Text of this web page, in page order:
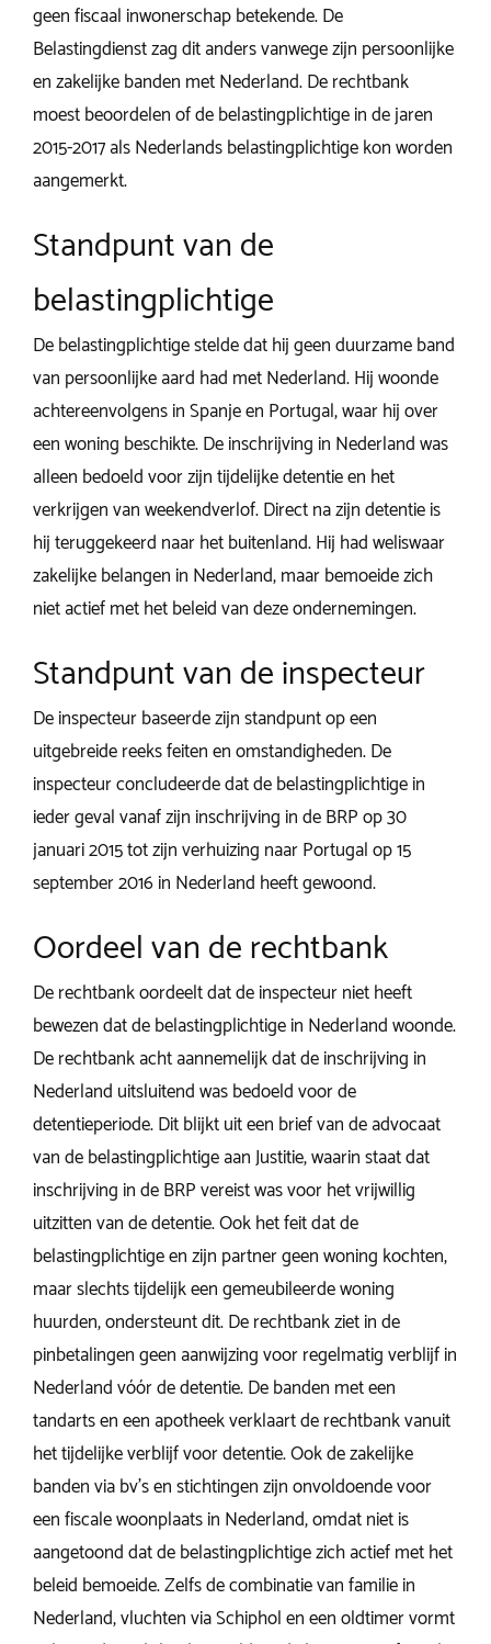
geen fiscaal inwonerschap betekende. De
Belastingdienst zag dit anders vanwege zijn persoonlijke
en zakelijke banden met Nederland. De rechtbank
moest beoordelen of de belastingplichtige in de jaren
2015-2017 als Nederlands belastingplichtige kon worden
aangemerkt.
Standpunt van de
belastingplichtige
De belastingplichtige stelde dat hij geen duurzame band
van persoonlijke aard had met Nederland. Hij woonde
achtereenvolgens in Spanje en Portugal, waar hij over
een woning beschikte. De inschrijving in Nederland was
alleen bedoeld voor zijn tijdelijke detentie en het
verkrijgen van weekendverlof. Direct na zijn detentie is
hij teruggekeerd naar het buitenland. Hij had weliswaar
zakelijke belangen in Nederland, maar bemoeide zich
niet actief met het beleid van deze ondernemingen.
Standpunt van de inspecteur
De inspecteur baseerde zijn standpunt op een
uitgebreide reeks feiten en omstandigheden. De
inspecteur concludeerde dat de belastingplichtige in
ieder geval vanaf zijn inschrijving in de BRP op 30
januari 2015 tot zijn verhuizing naar Portugal op 15
september 2016 in Nederland heeft gewoond.
Oordeel van de rechtbank
De rechtbank oordeelt dat de inspecteur niet heeft
bewezen dat de belastingplichtige in Nederland woonde.
De rechtbank acht aannemelijk dat de inschrijving in
Nederland uitsluitend was bedoeld voor de
detentieperiode. Dit blijkt uit een brief van de advocaat
van de belastingplichtige aan Justitie, waarin staat dat
inschrijving in de BRP vereist was voor het vrijwillig
uitzitten van de detentie. Ook het feit dat de
belastingplichtige en zijn partner geen woning kochten,
maar slechts tijdelijk een gemeubileerde woning
huurden, ondersteunt dit. De rechtbank ziet in de
pinbetalingen geen aanwijzing voor regelmatig verblijf in
Nederland vóór de detentie. De banden met een
tandarts en een apotheek verklaart de rechtbank vanuit
het tijdelijke verblijf voor detentie. Ook de zakelijke
banden via bv's en stichtingen zijn onvoldoende voor
een fiscale woonplaats in Nederland, omdat niet is
aangetoond dat de belastingplichtige zich actief met het
beleid bemoeide. Zelfs de combinatie van familie in
Nederland, vluchten via Schiphol en een oldtimer vormt